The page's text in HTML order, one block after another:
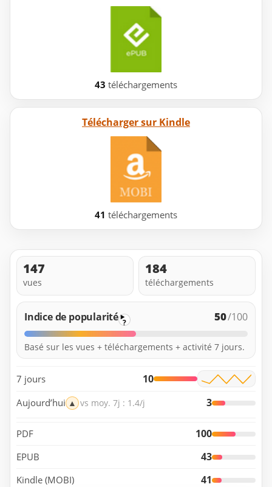
43 téléchargements
Télécharger sur Kindle
41 téléchargements
147
vues
184
téléchargements
Indice de popularité ? 50/100
Basé sur les vues + téléchargements + activité 7 jours.
7 jours 10
Aujourd’hui ▲ vs moy. 7j : 1.4/j 3
PDF 100
EPUB 43
Kindle (MOBI)
41